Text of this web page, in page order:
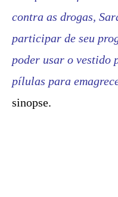
contra as drogas,
participar de seu
poder usar o vestido
pílulas para
sinopse.